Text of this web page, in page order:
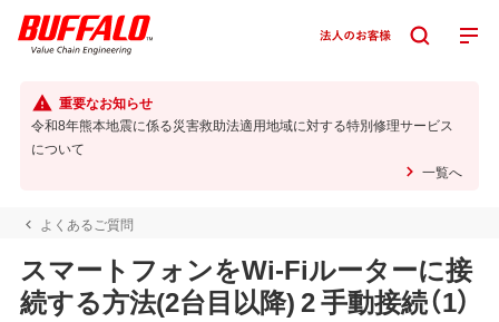
重要なお知らせ
令和8年熊本地震に係る災害救助法適用地域に対する特別修理サービス
について
一覧へ
よくあるご質問
スマートフォンをWi-Fiルーターに接
続する方法(2台目以降) 2 手動接続（1）